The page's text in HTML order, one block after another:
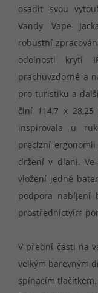
osadit svou
Vandy Vape
robustní
odolnosti krytí
prachuvzdorné a
pro turistiku a
činí 114,7 x
inspirovala u
precizní
držení v dlani.
vložení jedné
podpora nabíjení
prostřednictvím
V přední části na
velkým barevným
spínacím tlačítkem.